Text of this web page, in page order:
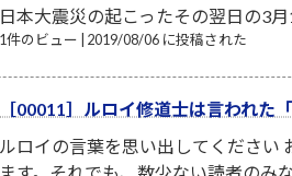
日本大震災の起こったその翌日の3月
1件のビュー 2019/08/06 に投稿された
［00011］ルロイ修道士は言われた
ルロイの言葉を思い出してください